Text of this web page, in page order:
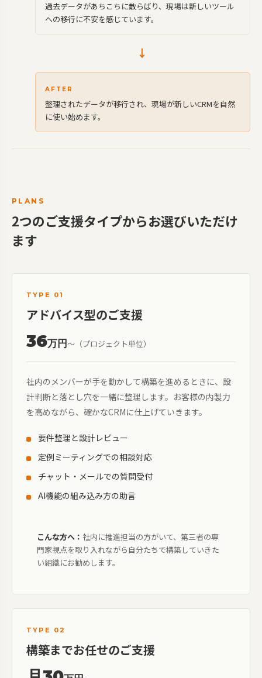
過去データがあちこちに散らばり、現場は新しいツール
への移行に不安を感じています。
→
AFTER
整理されたデータが移行され、現場が新しいCRMを自然
に使い始めます。
PLANS
2つのご支援タイプからお選びいただけ
ます
TYPE 01
アドバイス型のご支援
36万円〜（プロジェクト単位）
社内のメンバーが手を動かして構築を進めるときに、設
計判断と落とし穴を一緒に整理します。お客様の内製力
を高めながら、確かなCRMに仕上げていきます。
要件整理と設計レビュー
定例ミーティングでの相談対応
チャット・メールでの質問受付
AI機能の組み込み方の助言
こんな方へ： 社内に推進担当の方がいて、第三者の専
門家視点を取り入れながら自分たちで構築していきた
い組織にお勧めします。
TYPE 02
構築までお任せのご支援